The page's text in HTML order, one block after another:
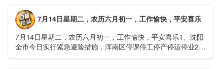
7月14日星期二，农历六月初一，工作愉快，平安喜乐
7月14日星期二，农历六月初一，工作愉快，平安喜乐1、沈阳
全市今日实行紧急避险措施，浑南区停课停工停产停运停业2、